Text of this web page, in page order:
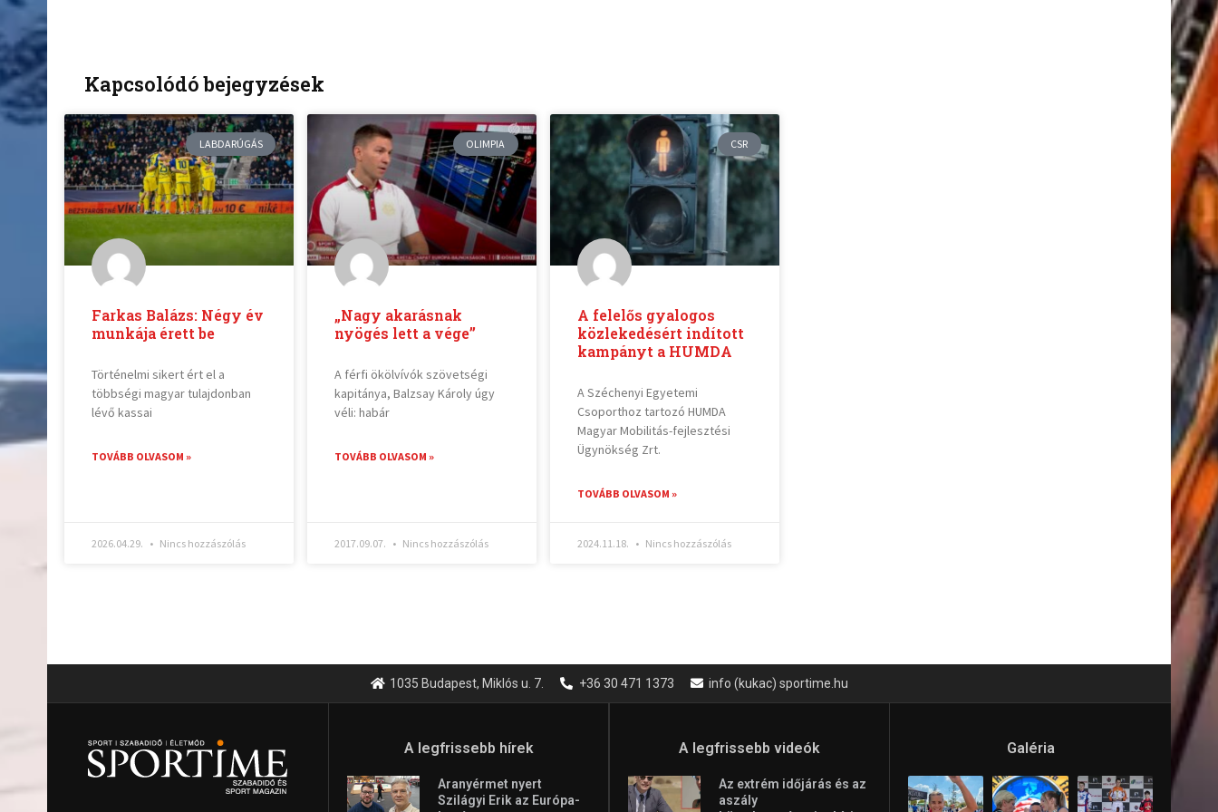
Kapcsolódó bejegyzések
LABDARÚGÁS
Farkas Balázs: Négy év
munkája érett be
Történelmi sikert ért el a
többségi magyar tulajdonban
lévő kassai
TOVÁBB OLVASOM »
2026.04.29. Nincs hozzászólás
OLIMPIA
„Nagy akarásnak
nyögés lett a vége”
A férfi ökölvívók szövetségi
kapitánya, Balzsay Károly úgy
véli: habár
TOVÁBB OLVASOM »
2017.09.07. Nincs hozzászólás
CSR
A felelős gyalogos
közlekedésért indított
kampányt a HUMDA
A Széchenyi Egyetemi
Csoporthoz tartozó HUMDA
Magyar Mobilitás-fejlesztési
Ügynökség Zrt.
TOVÁBB OLVASOM »
2024.11.18. Nincs hozzászólás
1035 Budapest, Miklós u. 7. +36 30 471 1373 info (kukac) sportime.hu
A legfrissebb hírek
Aranyérmet nyert
Szilágyi Erik az Európa-
A legfrissebb videók
Az extrém időjárás és az
aszály
Galéria